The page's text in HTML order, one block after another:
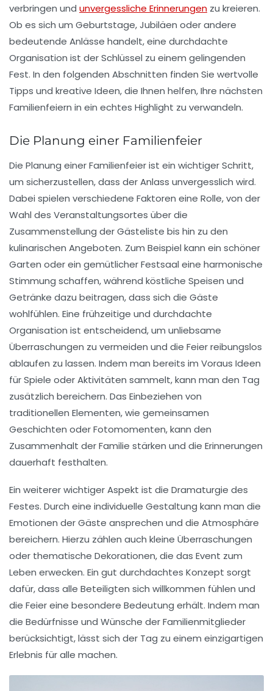
verbringen und unvergessliche Erinnerungen zu kreieren.
Ob es sich um Geburtstage, Jubiläen oder andere
bedeutende Anlässe handelt, eine durchdachte
Organisation ist der Schlüssel zu einem gelingenden
Fest. In den folgenden Abschnitten finden Sie wertvolle
Tipps und kreative Ideen, die Ihnen helfen, Ihre nächsten
Familienfeiern in ein echtes Highlight zu verwandeln.
Die Planung einer Familienfeier
Die Planung einerFamilienfeierist ein wichtiger Schritt,
um sicherzustellen, dass der Anlass unvergesslich wird.
Dabei spielen verschiedene Faktoren eine Rolle, von der
Wahl des Veranstaltungsortes über die
Zusammenstellung derGästeliste bis hin zu den
kulinarischen Angeboten. Zum Beispiel kann ein schöner
Garten oder ein gemütlicher Festsaal eine harmonische
Stimmung schaffen, während köstliche Speisen und
Getränke dazu beitragen, dass sich die Gäste
wohlfühlen. Eine frühzeitige und durchdachte
Organisation ist entscheidend, um unliebsame
Überraschungen zu vermeiden und die Feier reibungslos
ablaufen zu lassen. Indem man bereits im Voraus Ideen
fürSpiele oderAktivitäten sammelt, kann man den Tag
zusätzlich bereichern. Das Einbeziehen von
traditionellen Elementen, wie gemeinsamen
Geschichten oder Fotomomenten, kann den
Zusammenhalt der Familie stärken und die Erinnerungen
dauerhaft festhalten.
Ein weiterer wichtiger Aspekt ist die Dramaturgie des
Festes. Durch eine individuelle Gestaltung kann man die
Emotionen der Gäste ansprechen und die Atmosphäre
bereichern. Hierzu zählen auch kleine Überraschungen
oder thematische Dekorationen, die das Event zum
Leben erwecken. Ein gut durchdachtes Konzept sorgt
dafür, dass alle Beteiligten sich willkommen fühlen und
die Feier eine besondere Bedeutung erhält. Indem man
die Bedürfnisse und Wünsche der Familienmitglieder
berücksichtigt, lässt sich der Tag zu einem einzigartigen
Erlebnis für alle machen.